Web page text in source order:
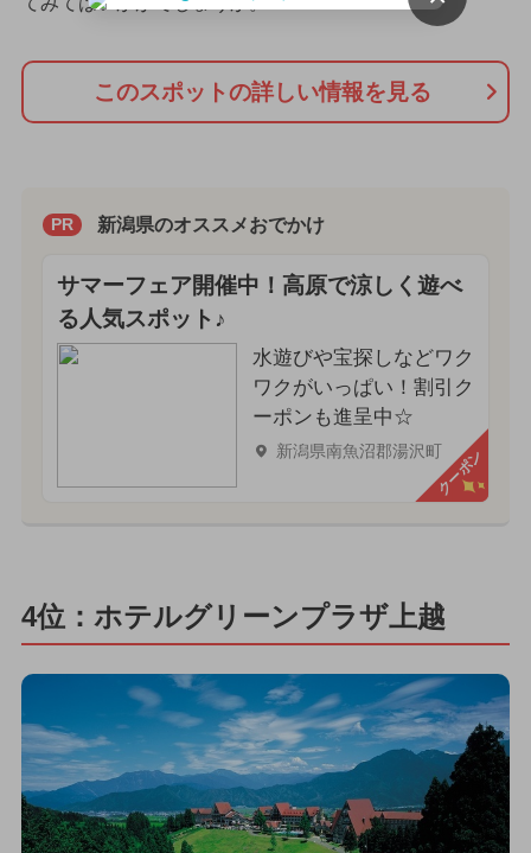
このスポットの詳しい情報を見る
PR 新潟県のオススメおでかけ
サマーフェア開催中！高原で涼しく遊べ
る人気スポット♪
水遊びや宝探しなどワク
ワクがいっぱい！割引ク
ーポンも進呈中☆
新潟県南魚沼郡湯沢町クーポン
4位：ホテルグリーンプラザ上越